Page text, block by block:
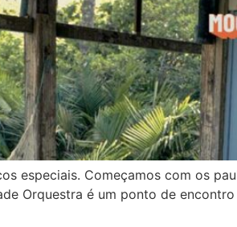
especiais. Começamos com os
Orquestra é um ponto de